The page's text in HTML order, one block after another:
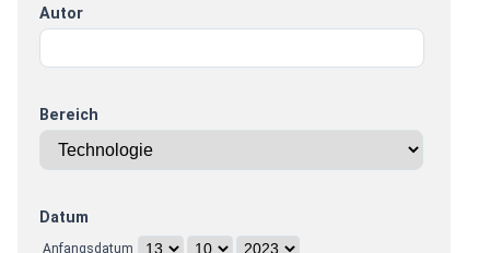
Autor
Bereich
Datum
Anfangsdatum